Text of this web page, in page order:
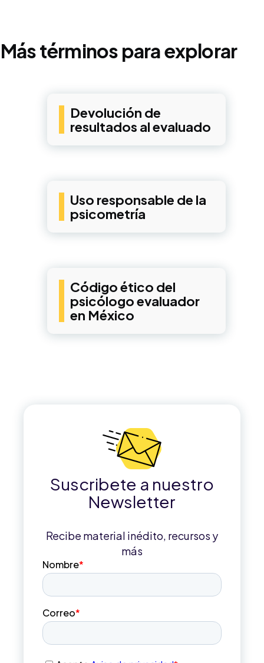
Más términos para explorar
Devolución de
resultados al evaluado
Uso responsable de la
psicometría
Código ético del
psicólogo evaluador
en México
Suscribete a nuestro
Newsletter
Recibe material inédito, recursos y
más